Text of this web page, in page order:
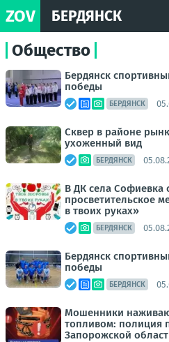
ZOV БЕРДЯНСК
Общество
Бердянск
победы
БЕРДЯНСК
Сквер в районе
ухоженный вид
БЕРДЯНСК
В ДК села Софиевка
просветительское
в твоих руках»
БЕРДЯНСК
Бердянск
победы
БЕРДЯНСК
Мошенники
топливом: полиция
Запорожской